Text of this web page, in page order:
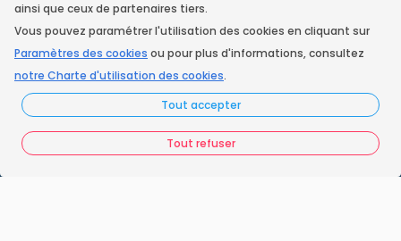
ainsi que ceux de partenaires tiers.
Vous pouvez paramétrer l'utilisation des cookies en cliquant sur
Paramètres des cookies ou pour plus d'informations, consultez
notre Charte d'utilisation des cookies.
Tout accepter
Tout refuser
Instagram
Accueil
Nos engagements